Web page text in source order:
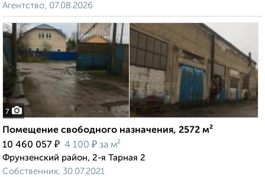
Агентство, 07.08.2026
7
Помещение свободного назначения, 2572 м²
10 460 057 ₽ 4 100 ₽ за м²
Фрунзенский район, 2-я Тарная 2
Собственник, 30.07.2021